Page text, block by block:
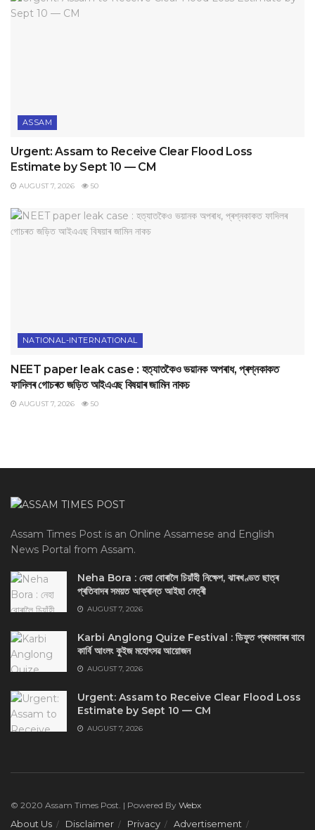
ASSAM
Urgent: Assam to Receive Clear Flood Loss
Estimate by Sept 10 — CM
AUGUST 7, 2026 50
NATIONAL-INTERNATIONAL
NEET paper leak case : হত্যাতকৈও ভয়ানক অপৰাধ, প্ৰশ্নকাকত
ফাদিলৰ গোচৰত জড়িত আইএএছ বিষয়াৰ জামিন নাকচ
AUGUST 7, 2026 50
Assam Times Post is an Online Assamese and English
News Portal from Assam.
Neha Bora : নেহা বোৰালৈ চিয়াঁহী নিক্ষেপ, ঝাৰখণ্ডত ছাত্ৰ
প্ৰতিবাদৰ সময়ত আক্ৰান্ত আইছা নেত্ৰী
AUGUST 7, 2026
Karbi Anglong Quize Festival : ডিফুত প্ৰথমবাৰৰ বাবে
কাৰ্বি আংলং কুইজ মহোৎসৱ আয়োজন
AUGUST 7, 2026
Urgent: Assam to Receive Clear Flood Loss
Estimate by Sept 10 — CM
AUGUST 7, 2026
© 2020 Assam Times Post. | Powered By Webx
About Us Disclaimer Privacy Advertisement